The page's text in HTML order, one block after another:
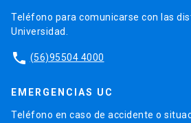
Teléfono para comunicarse con las
Universidad.
phone (56)95504 4000
EMERGENCIAS UC
Teléfono en caso de accidente o